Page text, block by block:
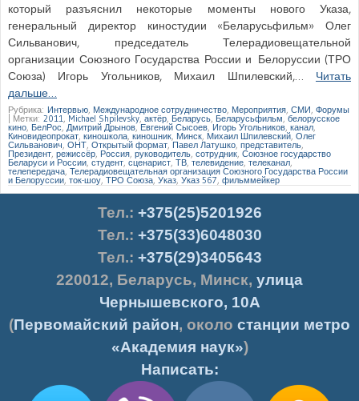
который разъяснил некоторые моменты нового Указа,
генеральный директор киностудии «Беларусьфильм» Олег
Сильванович, председатель Телерадиовещательной
организации Союзного Государства России и Белоруссии (ТРО
Союза) Игорь Угольников, Михаил Шпилевский,… Читать
дальше…
Рубрика: Интервью Международное сотрудничество Мероприятия СМИ Форумы
Метки: 2011 ,Michael Shpilevsky,актёр Беларусь Беларусьфильм ,белорусское
кино БелРос , Дмитрий Дрынов,Евгений Сысоев ,Игорь Угольников канал,
Киновидеопрокат киношкола киношник Минск Михаил Шпилевский Олег
Сильванович ОНТ Открытый формат ,Павел Латушко представитель
Президент режиссёр Россия руководитель сотрудник Союзное государство
Беларуси и России ,студент сценарист ТВ ,телевидение телеканал
телепередача Телерадиовещательная организация Союзного Государства России
и Белоруссии, ток-шоу,ТРО Союза Указ Указ 567 фильммейкер
Тел.: +375(25)5201926
Тел.: +375(33)6048030
Тел.: +375(29)3405643
220012, Беларусь, Минск, улица
Чернышевского, 10А
(Первомайский район, около станции метро
«Академия наук»)
Написать: